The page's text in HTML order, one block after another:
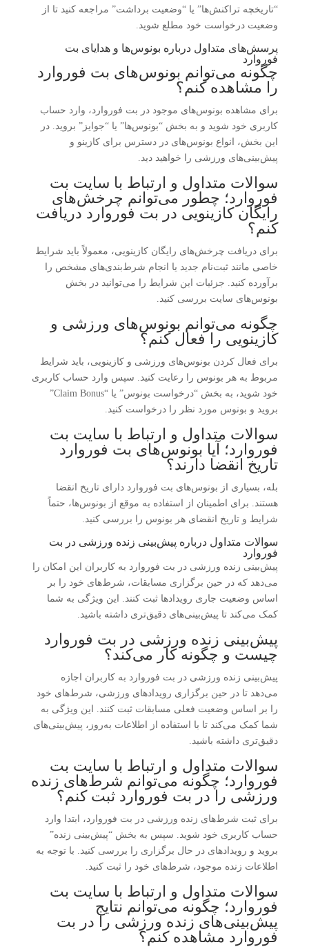
“تاریخچه تراکنش‌ها” یا “وضعیت برداشت” مراجعه کنید تا از
وضعیت درخواست خود مطلع شوید.
پرسش‌های متداول درباره بونوس‌ها و هدایای بت
فوروارد
چگونه می‌توانم بونوس‌های بت فوروارد
را مشاهده کنم؟
برای مشاهده بونوس‌های موجود در بت فوروارد، وارد حساب
کاربری خود شوید و به بخش “بونوس‌ها” یا “جوایز” بروید. در
این بخش، انواع بونوس‌های در دسترس برای کازینو و
پیش‌بینی‌های ورزشی را خواهید دید.
سوالات متداول و ارتباط با سایت بت
فوروارد؛ چطور می‌توانم چرخش‌های
رایگان کازینویی در بت فوروارد دریافت
کنم؟
برای دریافت چرخش‌های رایگان کازینویی، معمولاً باید شرایط
خاصی مانند ثبت‌نام جدید یا انجام شرط‌بندی‌های مشخص را
برآورده کنید. جزئیات این شرایط را می‌توانید در بخش
بونوس‌های سایت بررسی کنید.
چگونه می‌توانم بونوس‌های ورزشی و
کازینویی را فعال کنم؟
برای فعال کردن بونوس‌های ورزشی و کازینویی، باید شرایط
مربوط به هر بونوس را رعایت کنید. سپس وارد حساب کاربری
خود شوید، به بخش “درخواست بونوس” یا “Claim Bonus”
بروید و بونوس مورد نظر را درخواست کنید.
سوالات متداول و ارتباط با سایت بت
فوروارد؛ آیا بونوس‌های بت فوروارد
تاریخ انقضا دارند؟
بله، بسیاری از بونوس‌های بت فوروارد دارای تاریخ انقضا
هستند. برای اطمینان از استفاده به موقع از بونوس‌ها، حتماً
شرایط و تاریخ انقضای هر بونوس را بررسی کنید.
سوالات متداول درباره پیش‌بینی زنده ورزشی در بت
فوروارد
پیش‌بینی زنده ورزشی در بت فوروارد به کاربران این امکان را
می‌دهد که در حین برگزاری مسابقات، شرط‌های خود را بر
اساس وضعیت جاری رویدادها ثبت کنند. این ویژگی به شما
کمک می‌کند تا پیش‌بینی‌های دقیق‌تری داشته باشید.
پیش‌بینی زنده ورزشی در بت فوروارد
چیست و چگونه کار می‌کند؟
پیش‌بینی زنده ورزشی در بت فوروارد به کاربران اجازه
می‌دهد تا در حین برگزاری رویدادهای ورزشی، شرط‌های خود
را بر اساس وضعیت فعلی مسابقات ثبت کنند. این ویژگی به
شما کمک می‌کند تا با استفاده از اطلاعات به‌روز، پیش‌بینی‌های
دقیق‌تری داشته باشید.
سوالات متداول و ارتباط با سایت بت
فوروارد؛ چگونه می‌توانم شرط‌های زنده
ورزشی را در بت فوروارد ثبت کنم؟
برای ثبت شرط‌های زنده ورزشی در بت فوروارد، ابتدا وارد
حساب کاربری خود شوید. سپس به بخش “پیش‌بینی زنده”
بروید و رویدادهای در حال برگزاری را بررسی کنید. با توجه به
اطلاعات زنده موجود، شرط‌های خود را ثبت کنید.
سوالات متداول و ارتباط با سایت بت
فوروارد؛ چگونه می‌توانم نتایج
پیش‌بینی‌های زنده ورزشی را در بت
فوروارد مشاهده کنم؟